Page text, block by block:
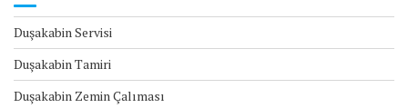
Duşakabin Servisi
Duşakabin Tamiri
Duşakabin Zemin Çalıması